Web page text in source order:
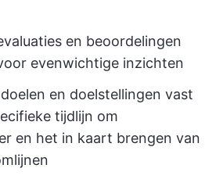
en beoordelingen
evenwichtige inzichten
en doelstellingen vast
tijdlijn om
en het in kaart brengen van